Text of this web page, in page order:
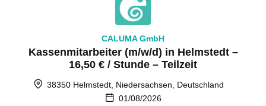
CALUMA GmbH
Kassenmitarbeiter (m/w/d) in Helmstedt –
16,50 € / Stunde – Teilzeit
38350 Helmstedt, Niedersachsen, Deutschland
01/08/2026